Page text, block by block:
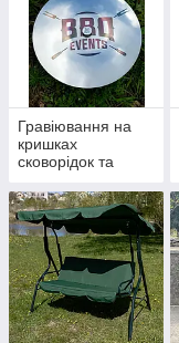
Гравіювання на
кришках
сковорідок та